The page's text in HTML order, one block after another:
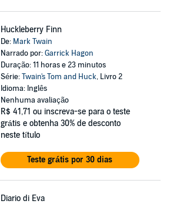
Huckleberry Finn
De: Mark Twain
Narrado por:Garrick Hagon
Duração: 11 horas e 23 minutos
Série:Twain's Tom and Huck, Livro 2
Idioma: Inglês
Nenhuma avaliação
R$ 41,71 ou inscreva-se para o teste
grátis e obtenha 30% de desconto
neste título
Teste grátis por 30 dias
Diario di Eva